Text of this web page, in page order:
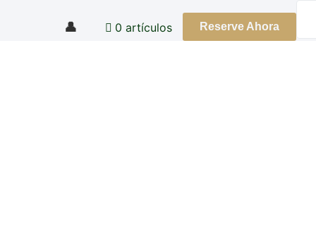
Reserve Ahora
👤 0 artículos